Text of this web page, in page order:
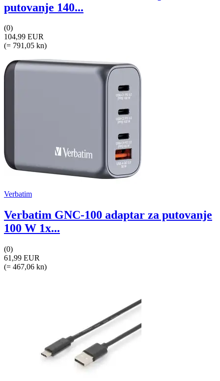
putovanje 140...
(0)
104,99 EUR
(= 791,05 kn)
Verbatim
Verbatim GNC-100 adaptar za putovanje
100 W 1x...
(0)
61,99 EUR
(= 467,06 kn)